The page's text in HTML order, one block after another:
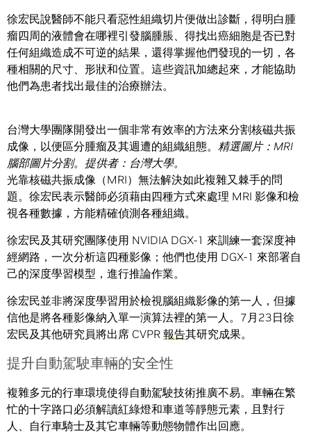
徐宏民說醫師不能只看惡性組織切片便做出診斷，得明白腫
瘤四周的液體會在哪裡引發腦腫脹、得找出癌細胞是否已對
任何組織造成不可逆的結果，還得掌握他們發現的一切，各
種相關的尺寸、形狀和位置。這些資訊加總起來，才能協助
他們為患者找出最佳的治療辦法。
台灣大學團隊開發出一個非常有效率的方法來分割核磁共振
成像，以便區分腫瘤及其週遭的組織組態。 精選圖片： MRI
腦部圖片分割。提供者：台灣大學。
光靠核磁共振成像（MRI）無法解決如此複雜又棘手的問
題。徐宏民表示醫師必須藉由四種方式來處理 MRI 影像和檢
視各種數據，方能精確偵測各種組織。
徐宏民及其研究團隊使用 NVIDIA DGX-1 來訓練一套深度神
經網路，一次分析這四種影像；他們也使用 DGX-1 來部署自
己的深度學習模型，進行推論作業。
徐宏民並非將深度學習用於檢視腦組織影像的第一人，但據
信他是將各種影像納入單一演算法裡的第一人。7月23日徐
宏民及其他研究員將出席 CVPR 報告其研究成果。
提升自動駕駛車輛的安全性
複雜多元的行車環境使得自動駕駛技術推廣不易。車輛在繁
忙的十字路口必須解讀紅綠燈和車道等靜態元素，且對行
人、自行車騎士及其它車輛等動態物體作出回應。